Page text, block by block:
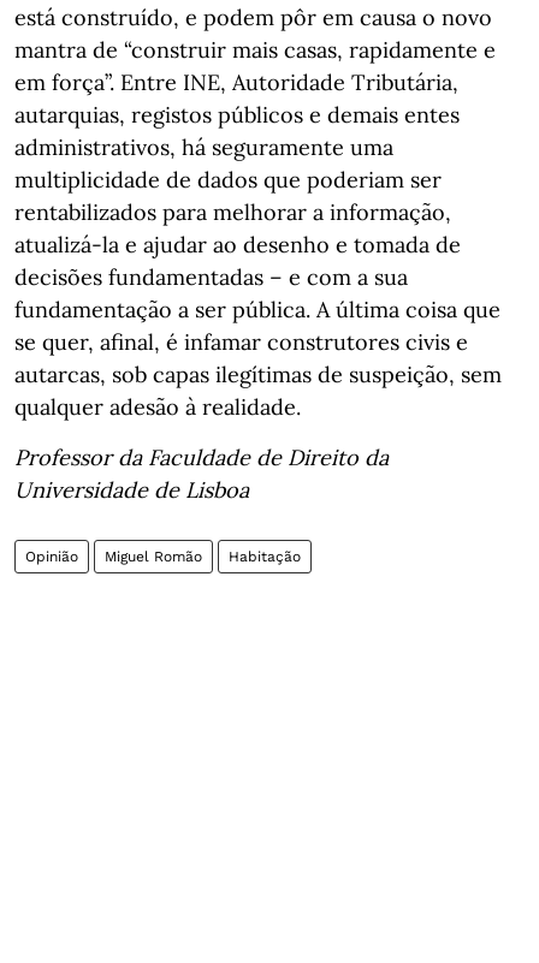
está construído, e podem pôr em causa o novo
mantra de “construir mais casas, rapidamente e
em força”. Entre INE, Autoridade Tributária,
autarquias, registos públicos e demais entes
administrativos, há seguramente uma
multiplicidade de dados que poderiam ser
rentabilizados para melhorar a informação,
atualizá-la e ajudar ao desenho e tomada de
decisões fundamentadas – e com a sua
fundamentação a ser pública. A última coisa que
se quer, afinal, é infamar construtores civis e
autarcas, sob capas ilegítimas de suspeição, sem
qualquer adesão à realidade.
Professor da Faculdade de Direito da
Universidade de Lisboa
Opinião Miguel Romão Habitação